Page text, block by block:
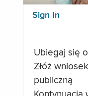
Sign In
Ubiegaj się
Złóż
publiczną